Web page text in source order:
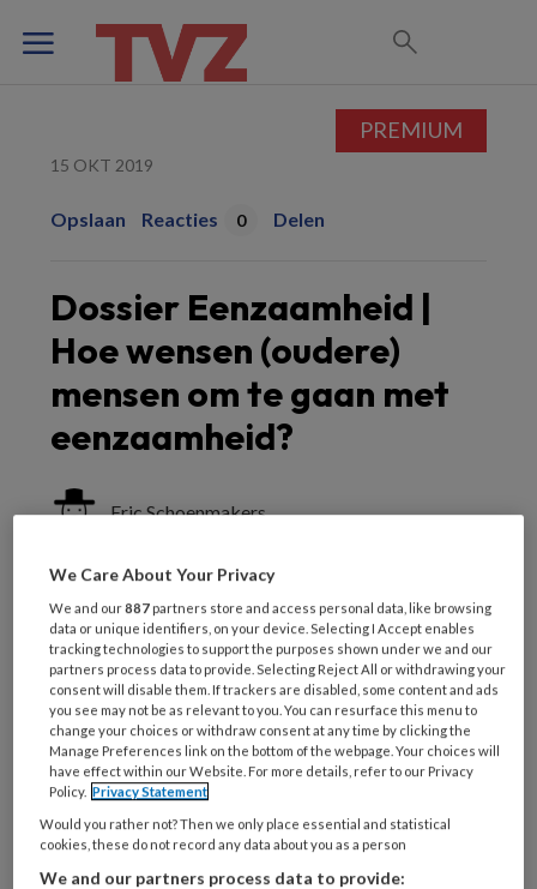
15 OKT 2019
Opslaan Reacties 0 Delen
Dossier Eenzaamheid |
Hoe wensen (oudere)
mensen om te gaan met
eenzaamheid?
Eric Schoenmakers
Alleen al in Nederland steken
tientallen of wellicht honderden
initiatieven de kop op met als doel
mensen te ondersteunen met hun
eenzame gevoelens of deze te helpen
oplossen. Dat is heel goed bedoeld en
sympathiek.
PREMIUM
We Care About Your Privacy
We and our887 partners store and access personal data, like browsing
data or unique identifiers, on your device. Selecting I Accept enables
tracking technologies to support the purposes shown under we and our
partners process data to provide. Selecting Reject All or withdrawing your
consent will disable them. If trackers are disabled, some content and ads
you see may not be as relevant to you. You can resurface this menu to
change your choices or withdraw consent at any time by clicking the
Manage Preferences link on the bottom of the webpage. Your choices will
have effect within our Website. For more details, refer to our Privacy
Policy. Privacy Statement
Would you rather not? Then we only place essential and statistical
cookies, these do not record any data about you as a person
We and our partners process data to provide: